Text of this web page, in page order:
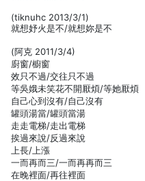
(tiknuhc 2013/3/1)
就想妤火是不/就想妳是不
(阿克 2011/3/4)
廚窗/櫥窗
效只不過/交往只不過
等吳娥未笑花不開厭煩/等她厭煩
自己心到沒有/自己沒有
罐頭湯當/罐頭當湯
走走電梯/走出電梯
挨過來說/反過來說
上長/上漲
一而再而三/一而再再而三
在晚裡面/再往裡面